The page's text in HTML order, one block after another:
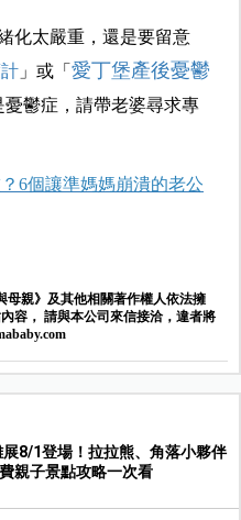
化太嚴重，還是要留意
」或「 愛丁堡產後憂鬱
憂鬱症，請帶老婆尋求專
6個讓準媽媽崩潰的老公
母親》及其他相關著作權人依法擁
容， 請與本公司來信接洽，違者將
8/1登場！拉拉熊、角落小夥伴
親子景點攻略一次看